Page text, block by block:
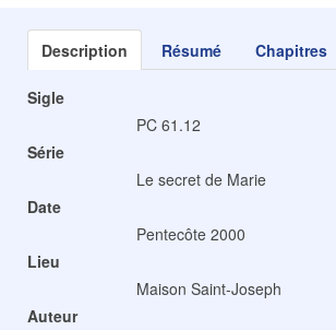
Description Résumé Chapitres
Sigle
PC 61.12
Série
Le secret de Marie
Date
Pentecôte 2000
Lieu
Maison Saint-Joseph
Auteur